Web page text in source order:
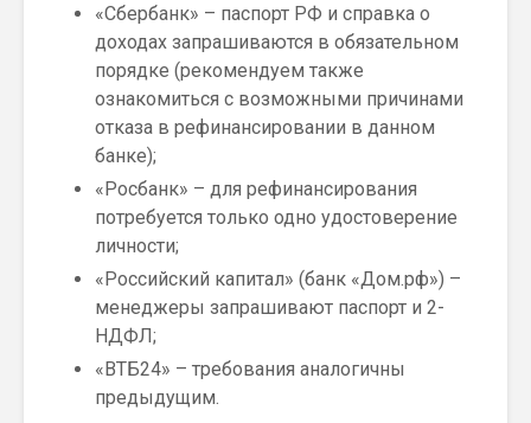
«Сбербанк» – паспорт РФ и справка о
доходах запрашиваются в обязательном
порядке (рекомендуем также
ознакомиться с возможными причинами
отказа в рефинансировании в данном
банке);
«Росбанк» – для рефинансирования
потребуется только одно удостоверение
личности;
«Российский капитал» (банк «Дом.рф») –
менеджеры запрашивают паспорт и 2-
НДФЛ;
«ВТБ24» – требования аналогичны
предыдущим.